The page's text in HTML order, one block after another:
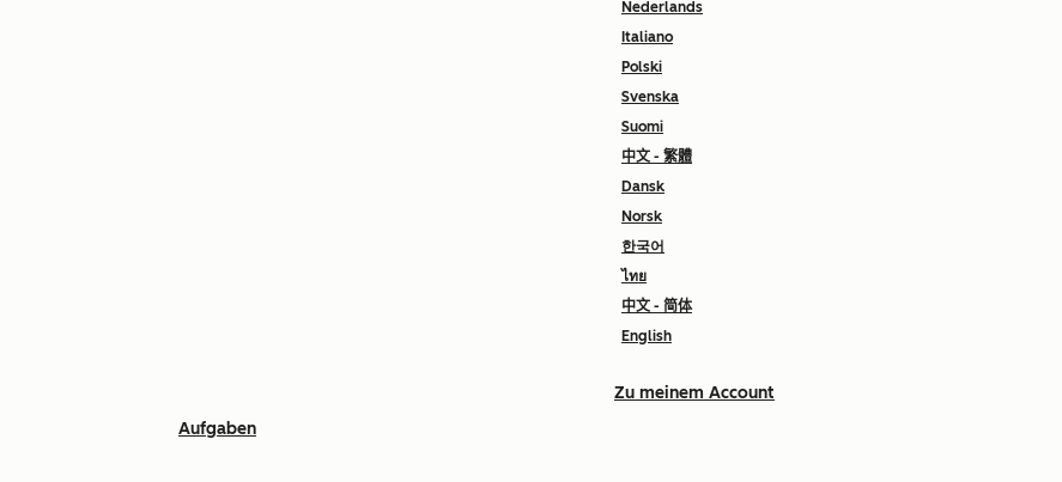
Nederlands
Italiano
Polski
Svenska
Suomi
中文 - 繁體
Dansk
Norsk
한국어
ไทย
中文 - 简体
English
Zu meinem Account
Aufgaben